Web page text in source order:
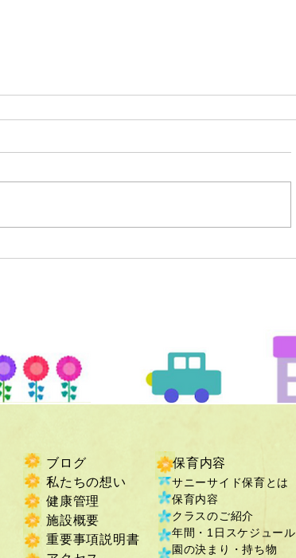
ブログ
私たちの想い
健康管理
施設概要
重要事項説明書
保育内容
サニーサイド保育とは
保育内容
クラスのご紹介
年間・1日スケジュール
​園の決まり・持ち物​